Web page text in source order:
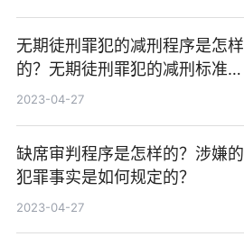
无期徒刑罪犯的减刑程序是怎样
的？无期徒刑罪犯的减刑标准是
什么？
2023-04-27
缺席审判程序是怎样的？涉嫌的
犯罪事实是如何规定的？
2023-04-27